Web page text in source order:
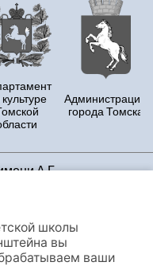
Администрация
города Томска
А.Г.
данных и файлов
веб-аналитики
школы
вы
ваши